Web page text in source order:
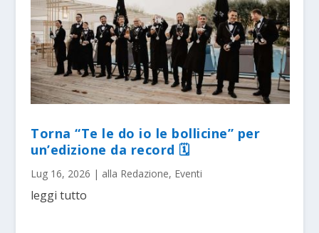
Torna “Te le do io le bollicine” per
un’edizione da record 🗓
Lug 16, 2026 | alla Redazione, Eventi
leggi tutto